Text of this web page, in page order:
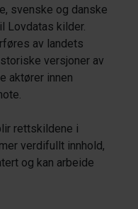
svenske og danske
Lovdatas kilder.
av landets
versjoner av
aktører innen
rettskildene i
verdifullt innhold,
og kan arbeide